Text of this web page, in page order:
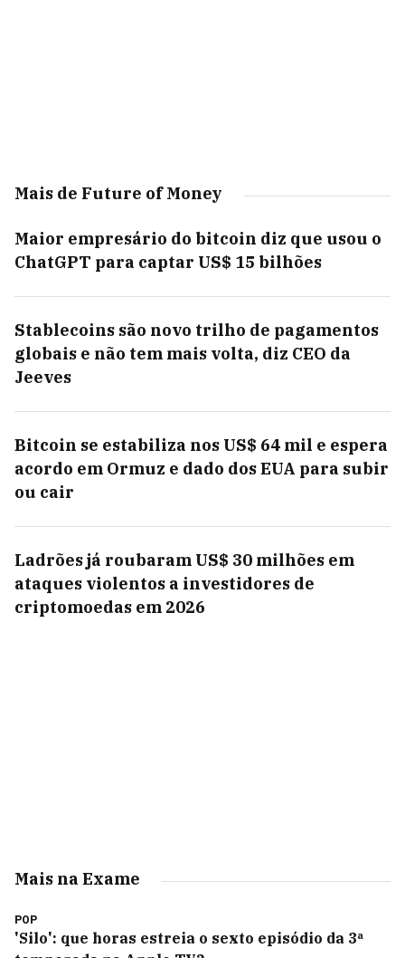
Mais de Future of Money
Maior empresário do bitcoin diz que usou o
ChatGPT para captar US$ 15 bilhões
Stablecoins são novo trilho de pagamentos
globais e não tem mais volta, diz CEO da
Jeeves
Bitcoin se estabiliza nos US$ 64 mil e espera
acordo em Ormuz e dado dos EUA para subir
ou cair
Ladrões já roubaram US$ 30 milhões em
ataques violentos a investidores de
criptomoedas em 2026
Mais na Exame
POP
'Silo': que horas estreia o sexto episódio da 3ª